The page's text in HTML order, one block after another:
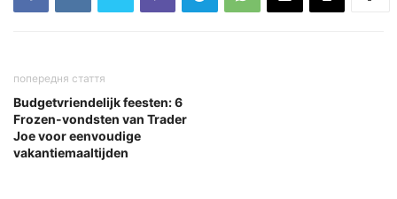
попередня стаття
Budgetvriendelijk feesten: 6
Frozen-vondsten van Trader
Joe voor eenvoudige
vakantiemaaltijden